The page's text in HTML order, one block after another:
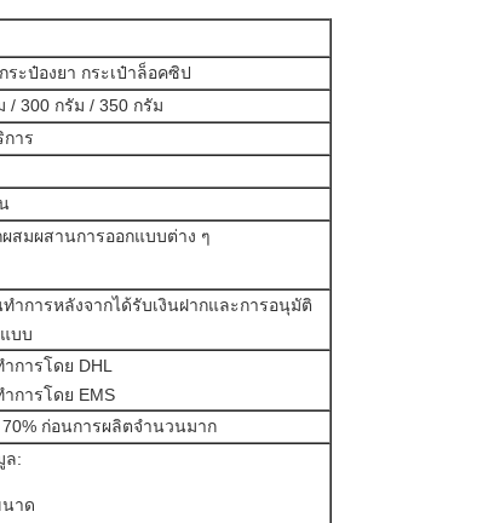
ระป๋องยา กระเป๋าล็อคซิป
/ 300 กรัม / 350 กรัม
าร
สมผสานการออกแบบต่าง ๆ
าการหลังจากได้รับเงินฝากและการอนุมัติ
บบ
การโดย DHL
การโดย EMS
70% ก่อนการผลิตจํานวนมาก
ล:
าด